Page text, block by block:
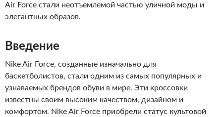
Air Force стали неотъемлемой частью уличной моды и
элегантных образов.
Введение
Nike Air Force, созданные изначально для
баскетболистов, стали одним из самых популярных и
узнаваемых брендов обуви в мире. Эти кроссовки
известны своим высоким качеством, дизайном и
комфортом. Nike Air Force приобрели статус культовой